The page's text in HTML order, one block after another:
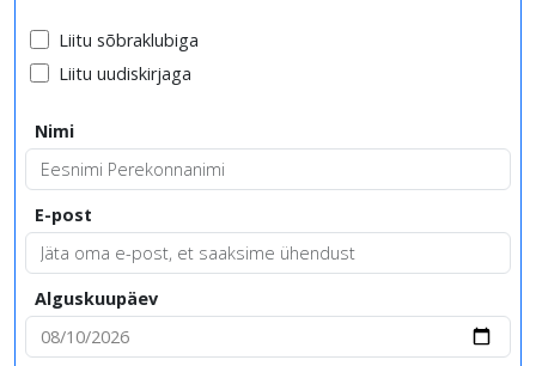
Liitu sõbraklubiga
Liitu uudiskirjaga
Nimi
E-post
Alguskuupäev